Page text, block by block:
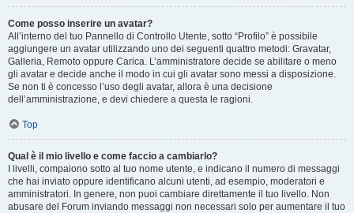
Come posso inserire un avatar?
All’interno del tuo Pannello di Controllo Utente, sotto “Profilo” è possibile
aggiungere un avatar utilizzando uno dei seguenti quattro metodi: Gravatar,
Galleria, Remoto oppure Carica. L’amministratore decide se abilitare o meno
gli avatar e decide anche il modo in cui gli avatar sono messi a disposizione.
Se non ti è concesso l’uso degli avatar, allora è una decisione
dell’amministrazione, e devi chiedere a questa le ragioni.
Top
Qual è il mio livello e come faccio a cambiarlo?
I livelli, compaiono sotto al tuo nome utente, e indicano il numero di messaggi
che hai inviato oppure identificano alcuni utenti, ad esempio, moderatori e
amministratori. In genere, non puoi cambiare direttamente il tuo livello. Non
abusare del Forum inviando messaggi non necessari solo per aumentare il tuo